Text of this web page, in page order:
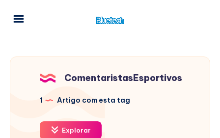
ComentaristasEsportivos
1 Artigo com esta tag
Explorar